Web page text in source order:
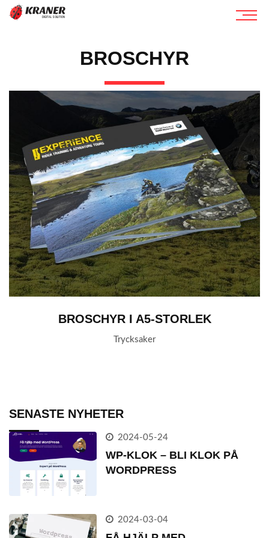
BROSCHYR
BROSCHYR I A5-STORLEK
Trycksaker
SENASTE NYHETER
2024-05-24
WP-KLOK – BLI KLOK PÅ
WORDPRESS
2024-03-04